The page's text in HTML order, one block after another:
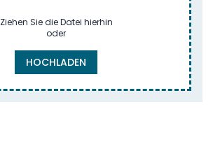
Ziehen Sie die Datei hierhin
oder
HOCHLADEN